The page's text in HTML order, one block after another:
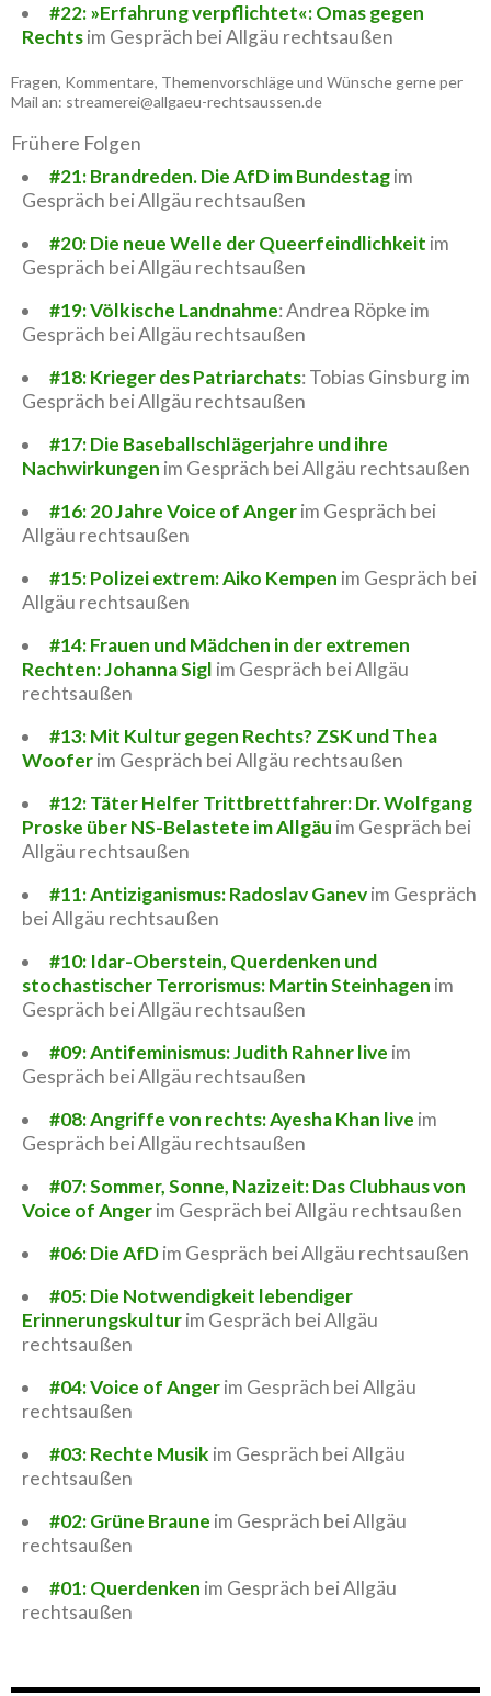
#22: »Erfahrung verpflichtet«: Omas gegen
Rechtsim Gespräch bei Allgäu rechtsaußen
Fragen, Kommentare, Themenvorschläge und Wünsche gerne per
Mail an: streamerei@allgaeu-rechtsaussen.de
Frühere Folgen
#21: Brandreden. Die AfD im Bundestagim
Gespräch bei Allgäu rechtsaußen
#20: Die neue Welle der Queerfeindlichkeit im
Gespräch bei Allgäu rechtsaußen
#19: Völkische Landnahme: Andrea Röpke im
Gespräch bei Allgäu rechtsaußen
#18: Krieger des Patriarchats: Tobias Ginsburg im
Gespräch bei Allgäu rechtsaußen
#17: Die Baseballschlägerjahre und ihre
Nachwirkungen im Gespräch bei Allgäu rechtsaußen
#16: 20 Jahre Voice of Angerim Gespräch bei
Allgäu rechtsaußen
#15: Polizei extrem: Aiko Kempen im Gespräch bei
Allgäu rechtsaußen
#14: Frauen und Mädchen in der extremen
Rechten: Johanna Sigl im Gespräch bei Allgäu
rechtsaußen
#13: Mit Kultur gegen Rechts? ZSK und Thea
Wooferim Gespräch bei Allgäu rechtsaußen
#12: Täter Helfer Trittbrettfahrer: Dr. Wolfgang
Proske über NS-Belastete im Allgäu im Gespräch bei
Allgäu rechtsaußen
#11: Antiziganismus: Radoslav Ganevim Gespräch
bei Allgäu rechtsaußen
#10: Idar-Oberstein, Querdenken und
stochastischer Terrorismus: Martin Steinhagen im
Gespräch bei Allgäu rechtsaußen
#09: Antifeminismus: Judith Rahner live im
Gespräch bei Allgäu rechtsaußen
#08: Angriffe von rechts: Ayesha Khan live im
Gespräch bei Allgäu rechtsaußen
#07: Sommer, Sonne, Nazizeit: Das Clubhaus von
Voice of Angerim Gespräch bei Allgäu rechtsaußen
#06: Die AfDim Gespräch bei Allgäu rechtsaußen
#05: Die Notwendigkeit lebendiger
Erinnerungskulturim Gespräch bei Allgäu
rechtsaußen
#04: Voice of Angerim Gespräch bei Allgäu
rechtsaußen
#03: Rechte Musik im Gespräch bei Allgäu
rechtsaußen
#02: Grüne Braune im Gespräch bei Allgäu
rechtsaußen
#01: Querdenken im Gespräch bei Allgäu
rechtsaußen